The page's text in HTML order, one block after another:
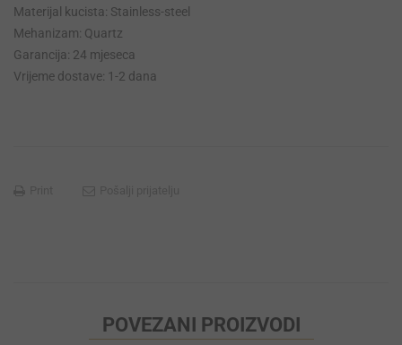
Materijal kucista: Stainless-steel
Mehanizam: Quartz
Garancija: 24 mjeseca
Vrijeme dostave: 1-2 dana
POVEZANI PROIZVODI